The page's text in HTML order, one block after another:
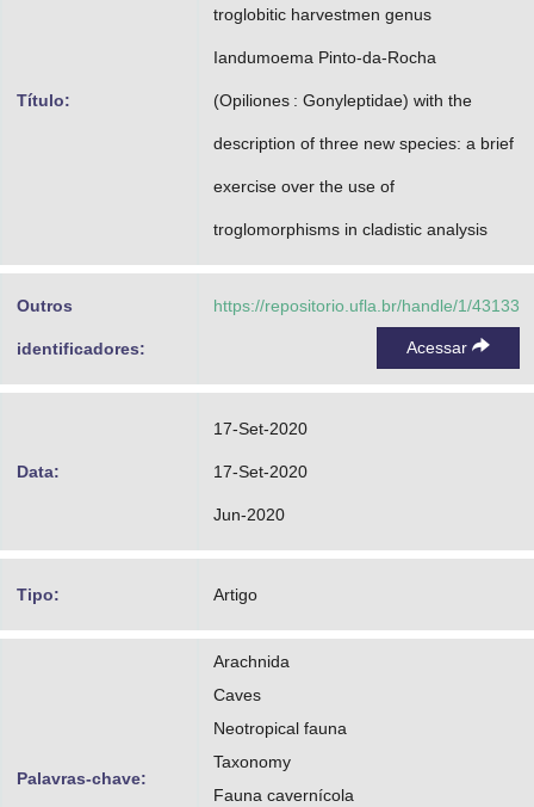
Título:
troglobitic harvestmen genus
Iandumoema Pinto-da-Rocha
(Opiliones : Gonyleptidae) with the
description of three new species: a brief
exercise over the use of
troglomorphisms in cladistic analysis
Outros
identificadores:
https://repositorio.ufla.br/handle/1/43133
Acessar
Data:
17-Set-2020
17-Set-2020
Jun-2020
Tipo: Artigo
Palavras-chave:
Arachnida
Caves
Neotropical fauna
Taxonomy
Fauna cavernícola